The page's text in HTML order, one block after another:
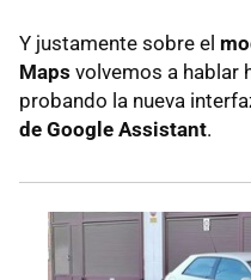
Y justamente sobre el
Maps volvemos a hablar
probando la nueva
de Google Assistant.